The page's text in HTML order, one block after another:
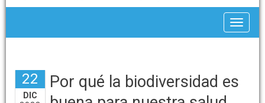
22
DIC
Por qué la biodiversidad es